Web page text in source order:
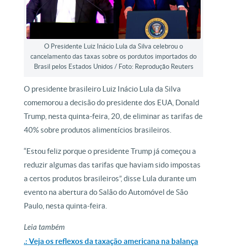
O Presidente Luiz Inácio Lula da Silva celebrou o
cancelamento das taxas sobre os pordutos importados do
Brasil pelos Estados Unidos / Foto: Reprodução Reuters
O presidente brasileiro Luiz Inácio Lula da Silva
comemorou a decisão do presidente dos EUA, Donald
Trump, nesta quinta-feira, 20, de eliminar as tarifas de
40% sobre produtos alimentícios brasileiros.
“Estou feliz porque o presidente Trump já começou a
reduzir algumas das tarifas que haviam sido impostas
a certos produtos brasileiros”, disse Lula durante um
evento na abertura do Salão do Automóvel de São
Paulo, nesta quinta-feira.
Leia também
.: Veja os reflexos da taxação americana na balança